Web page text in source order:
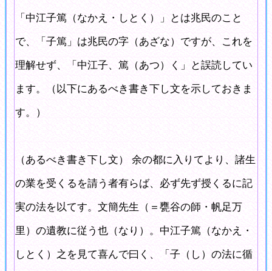
「中江子篤（なかえ・しとく）」とは兆民のこと
で、「子篤」は兆民の字（あざな）ですが、これを
理解せず、「中江子、篤（あつ）く」と誤読してい
ます。（以下にあるべき書き下し文を示しておきま
す。）
（あるべき書き下し文） 余の都に入りてより、諸生
の業を受くるを請う者有らば、必ず先ず授くるに記
実の法を以てす。文簡先生（＝甕谷の師・帆足万
里）の遺教に従う也（なり）。中江子篤（なかえ・
しとく）之を見て喜んで曰く、「子（し）の法に循